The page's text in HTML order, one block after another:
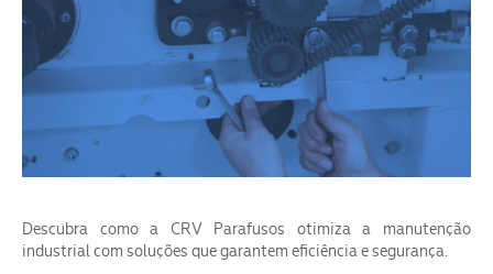
Descubra como a CRV Parafusos otimiza a manutenção
industrial com soluções que garantem eficiência e segurança.